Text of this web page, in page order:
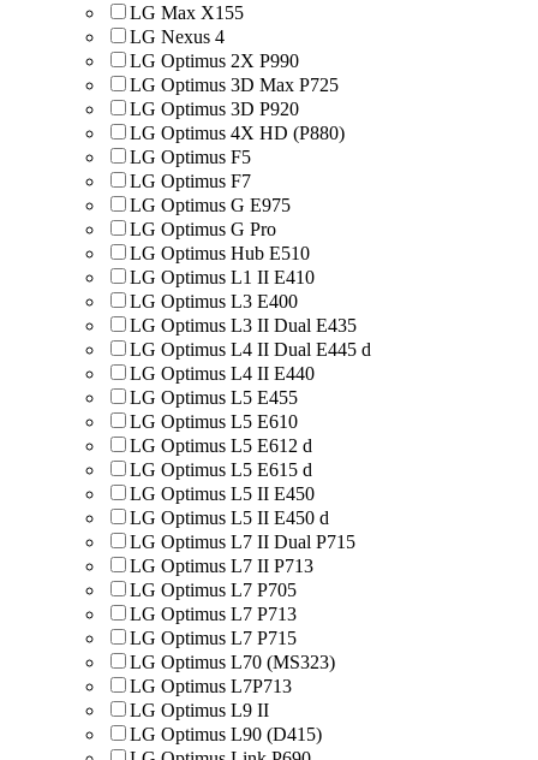
LG Max X155
LG Nexus 4
LG Optimus 2X P990
LG Optimus 3D Max P725
LG Optimus 3D P920
LG Optimus 4X HD (P880)
LG Optimus F5
LG Optimus F7
LG Optimus G E975
LG Optimus G Pro
LG Optimus Hub E510
LG Optimus L1 II E410
LG Optimus L3 E400
LG Optimus L3 II Dual E435
LG Optimus L4 II Dual E445 d
LG Optimus L4 II E440
LG Optimus L5 E455
LG Optimus L5 E610
LG Optimus L5 E612 d
LG Optimus L5 E615 d
LG Optimus L5 II E450
LG Optimus L5 II E450 d
LG Optimus L7 II Dual P715
LG Optimus L7 II P713
LG Optimus L7 P705
LG Optimus L7 P713
LG Optimus L7 P715
LG Optimus L70 (MS323)
LG Optimus L7P713
LG Optimus L9 II
LG Optimus L90 (D415)